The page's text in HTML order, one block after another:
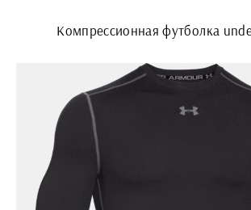
Компрессионная футболка